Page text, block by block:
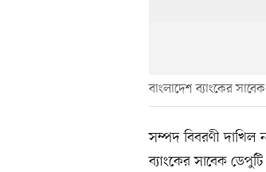
বাংলাদেশ ব্যাংকের
সম্পদ বিবরণী দাখিল
ব্যাংকের সাবেক